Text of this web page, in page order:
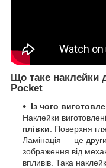
Що таке наклейки
Pocket
Із чого
Наклейки виготовлені
плівки . Поверхня
Ламінація — це
зображення від
впливів. Така